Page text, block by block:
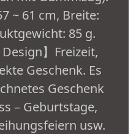
~ 61 cm, Breite:
85 g.
】Freizeit,
Geschenk. Es
Geschenk
– Geburtstage,
usw.